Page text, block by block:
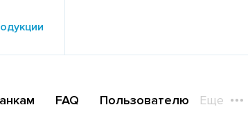
FAQ Пользователю Еще